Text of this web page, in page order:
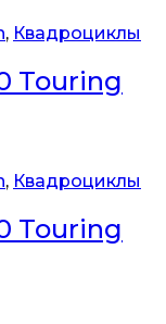
, Квадроциклы
Touring
, Квадроциклы
Touring